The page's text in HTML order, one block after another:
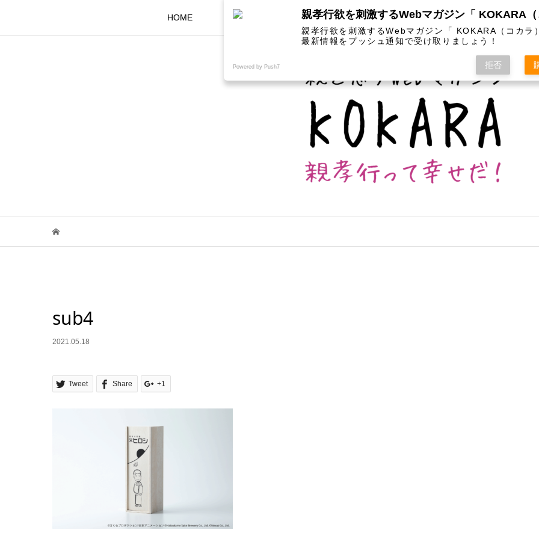
HOME KOKARAとは カテゴリー インスタグラム お問い合わせ
sub4
2021.05.18
Tweet Share +1
親孝行欲を刺激するWebマガジン「 KOKARA（コカラ
最新情報をプッシュ通知で受け取りましょう！
Powered by Push7 拒否